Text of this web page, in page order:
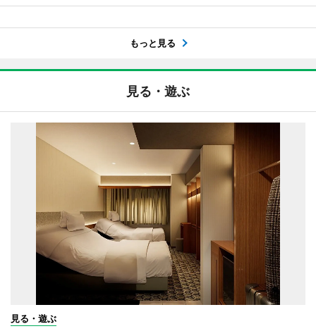
もっと見る
見る・遊ぶ
見る・遊ぶ